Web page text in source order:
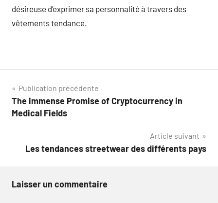
désireuse d’exprimer sa personnalité à travers des
vêtements tendance.
Navigation
de
Publication précédente
The immense Promise of Cryptocurrency in
Medical Fields
Article suivant
Les tendances streetwear des différents pays
Laisser un commentaire